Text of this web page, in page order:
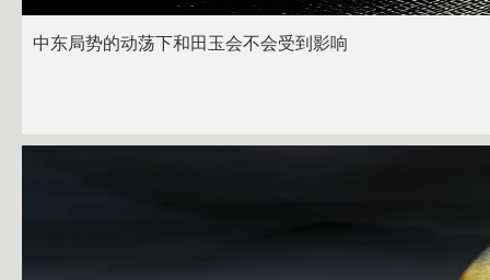
中东局势的动荡下和田玉会不会受到影响